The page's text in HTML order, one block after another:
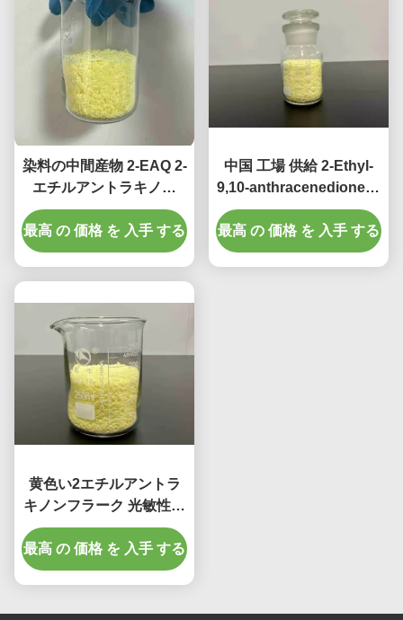
染料の中間産物 2-EAQ 2-
エチルアントラキノン
Cas 84-51-5
最高 の 価格 を 入手 する
中国 工場 供給 2-Ethyl-
9,10-anthracenedione 2-
Ethyl Anthraquinone 光
敏性樹脂の使用
最高 の 価格 を 入手 する
黄色い2エチルアントラ
キノンフラーク 光敏性樹
脂用 CAS番号: 84-51-5
最高 の 価格 を 入手 する